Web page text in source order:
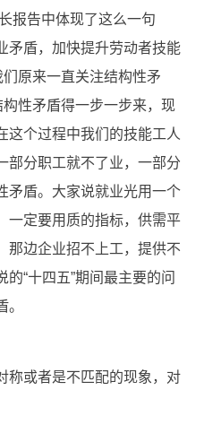
报告中体现了这么一句
矛盾，加快提升劳动者技能
们原来一直关注结构性矛
构性矛盾得一步一步来，现
这个过程中我们的技能工人
部分职工就不了业，一部分
矛盾。大家说就业光用一个
一定要用质的指标，供需平
那边企业招不上工，提供不
“十四五”期间最主要的问
称或者是不匹配的现象，对